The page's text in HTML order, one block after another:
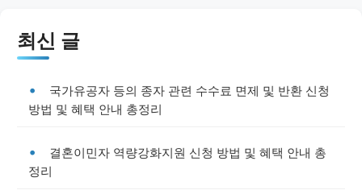
최신 글
국가유공자 등의 종자 관련 수수료 면제 및 반환 신청
방법 및 혜택 안내 총정리
결혼이민자 역량강화지원 신청 방법 및 혜택 안내 총
정리